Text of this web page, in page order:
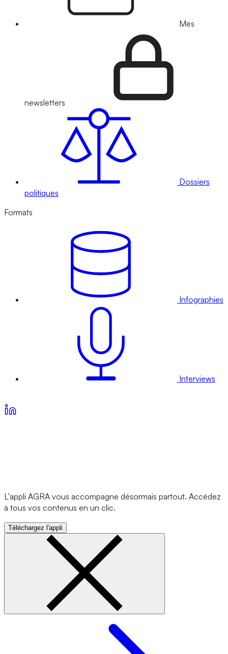
Mes
newsletters
Dossiers
politiques
Formats
Infographies
Interviews
L'appli AGRA vous accompagne désormais partout. Accédez
à tous vos contenus en un clic.
Téléchargez l'appli